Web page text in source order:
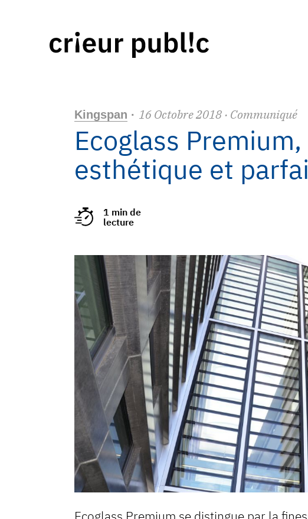
Kingspan · 16 Octobre2018 · Communiqué
Ecoglass
esthétique et
1 min de
lecture